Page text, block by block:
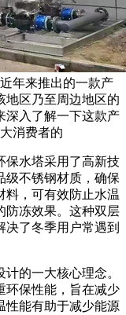
年来推出的一款产
地区乃至周边地区的
深入了解一下这款产
消费者的
保水塔采用了高新技
级不锈钢材质，确保
料，可有效防止水温
防冻效果。这种双层
了冬季用户常遇到
的一大核心理念。
环保性能，旨在减少
性能有助于减少能源